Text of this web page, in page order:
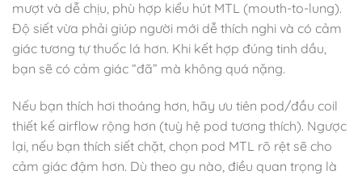
mượt và dễ chịu, phù hợp kiểu hút MTL (mouth-to-lung).
Độ siết vừa phải giúp người mới dễ thích nghi và có cảm
giác tương tự thuốc lá hơn. Khi kết hợp đúng tinh dầu,
bạn sẽ có cảm giác “đã” mà không quá nặng.
Nếu bạn thích hơi thoáng hơn, hãy ưu tiên pod/đầu coil
thiết kế airflow rộng hơn (tuỳ hệ pod tương thích). Ngược
lại, nếu bạn thích siết chặt, chọn pod MTL rõ rệt sẽ cho
cảm giác đậm hơn. Dù theo gu nào, điều quan trọng là